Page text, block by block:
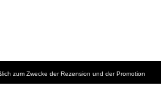
zum Zwecke der Rezension und der Promotion